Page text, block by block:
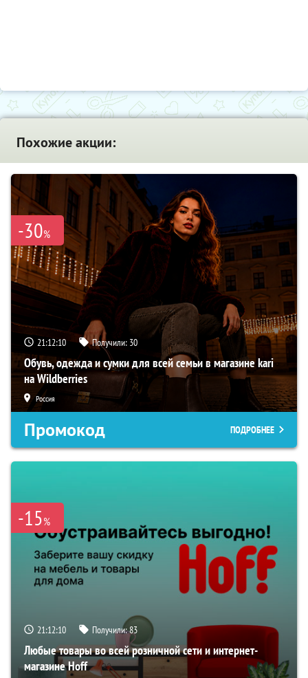
Похожие акции:
-30%
21:12:09 Получили: 30
Обувь, одежда и сумки для всей семьи в магазине kari
на Wildberries
Россия
Промокод ПОДРОБНЕЕ
-15%
21:12:09 Получили:83
Любые товары во всей розничной сети и интернет-
магазине Hoff